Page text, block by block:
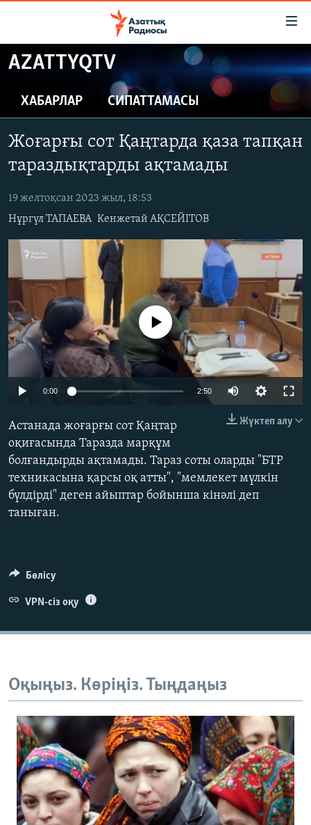
Skip
to
content
to
main
Navigation
Skip
to
Search
ЖАҢАЛЫҚТАР
САЯСАТ
ҚАҢТАР ОҚИҒАСЫ
АДАМ ҚҰҚЫҚТАРЫ
ӘЛЕУМЕТ
ӘЛЕМ
АРНАЙЫ ЖОБАЛАР
Русский
ЖАЗЫЛЫҢЫЗ
Басқа тілдерде
AZATTYQTV
ХАБАРЛАР СИПАТТАМАСЫ
Жоғарғы сот Қаңтарда қаза тапқан
тараздықтарды ақтамады
19 желтоқсан 2023 жыл, 18:53
Нұргүл ТАПАЕВА Кенжетай АҚСЕЙІТОВ
Auto 240p 480p
720p
No media source currently available
0:00 2:50
480p
720p
Жүктеп алу
Астанада жоғарғы сот Қаңтар
оқиғасында Таразда марқұм
болғандырды ақтамады. Тараз соты оларды "БТР
техникасына қарсы оқ атты", "мемлекет мүлкін
бүлдірді" деген айыптар бойынша кінәлі деп
таныған.
Бөлісу
VPN-сіз оқу
Оқыңыз. Көріңіз. Тыңдаңыз